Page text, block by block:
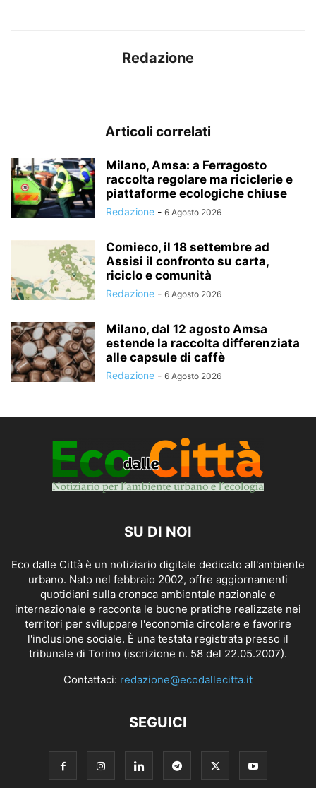
Redazione
Articoli correlati
Milano, Amsa: a Ferragosto
raccolta regolare ma riciclerie e
piattaforme ecologiche chiuse
Redazione - 6 Agosto 2026
Comieco, il 18 settembre ad
Assisi il confronto su carta,
riciclo e comunità
Redazione - 6 Agosto 2026
Milano, dal 12 agosto Amsa
estende la raccolta differenziata
alle capsule di caffè
Redazione - 6 Agosto 2026
SU DI NOI
Eco dalle Città è un notiziario digitale dedicato all'ambiente
urbano. Nato nel febbraio 2002, offre aggiornamenti
quotidiani sulla cronaca ambientale nazionale e
internazionale e racconta le buone pratiche realizzate nei
territori per sviluppare l'economia circolare e favorire
l'inclusione sociale. È una testata registrata presso il
tribunale di Torino (iscrizione n. 58 del 22.05.2007).
Contattaci: redazione@ecodallecitta.it
SEGUICI